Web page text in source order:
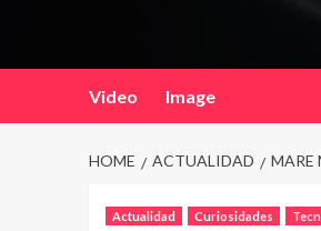
Video Image
HOME ACTUALIDAD MARE
Actualidad Curiosidades